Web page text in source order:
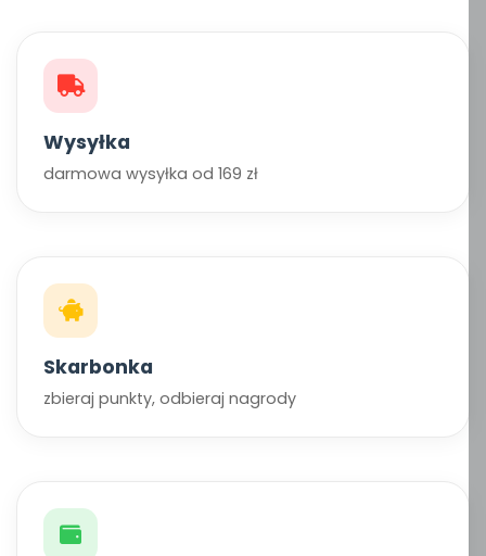
Wysyłka
darmowa wysyłka od 169 zł
Skarbonka
zbieraj punkty, odbieraj nagrody